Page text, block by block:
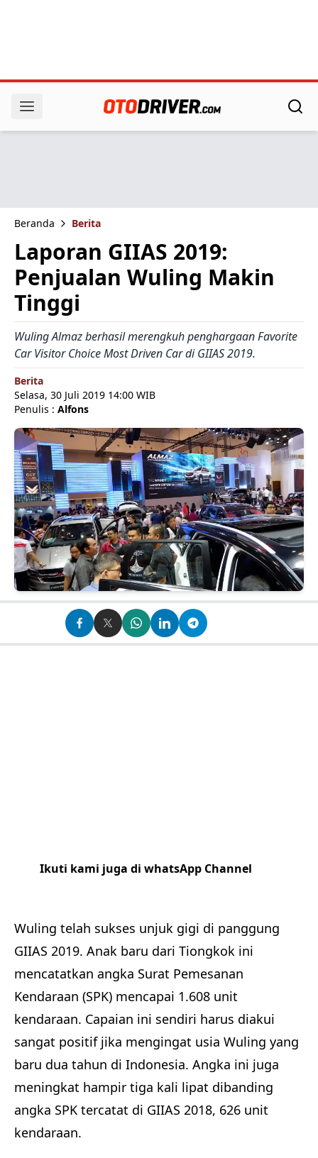
Beranda Berita
Laporan GIIAS 2019:
Penjualan Wuling Makin
Tinggi
Wuling Almaz berhasil merengkuh penghargaan Favorite
Car Visitor Choice Most Driven Car di GIIAS 2019.
Berita
Selasa, 30 Juli 2019 14:00 WIB
Penulis : Alfons
Ikuti kami juga di whatsApp Channel
Wuling telah sukses unjuk gigi di panggung
GIIAS 2019. Anak baru dari Tiongkok ini
mencatatkan angka Surat Pemesanan
Kendaraan (SPK) mencapai 1.608 unit
kendaraan. Capaian ini sendiri harus diakui
sangat positif jika mengingat usia Wuling yang
baru dua tahun di Indonesia. Angka ini juga
meningkat hampir tiga kali lipat dibanding
angka SPK tercatat di GIIAS 2018, 626 unit
kendaraan.